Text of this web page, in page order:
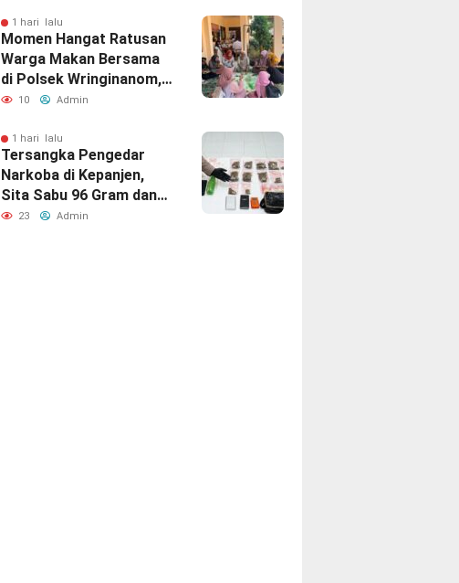
1 hari lalu
Momen Hangat Ratusan
Warga Makan Bersama
di Polsek Wringinanom,
Pererat Silaturahmi dan
10 Admin
1 hari lalu
Tersangka Pengedar
Narkoba di Kepanjen,
Sita Sabu 96 Gram dan
Ganja 131 Gram
23 Admin